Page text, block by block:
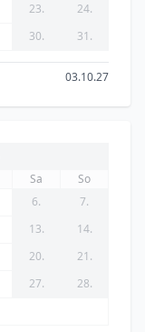
23.
24.
30. 31.
03.10.27
Sa
So
6.
7.
13.
14.
20.
21.
27.
28.